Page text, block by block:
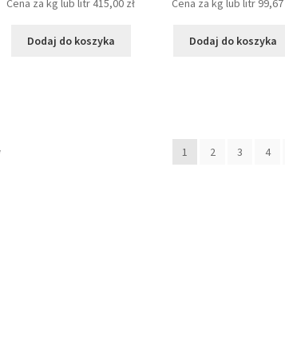
Cena za kg lub litr415,00 zł
Dodaj do koszyka
Cena za kg lub litr 99,67
Dodaj do koszyka
Posortowane
1 2 3 4